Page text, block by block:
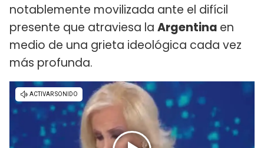
notablemente movilizada ante el difícil
presente que atraviesa la Argentina en
medio de una grieta ideológica cada vez
más profunda.